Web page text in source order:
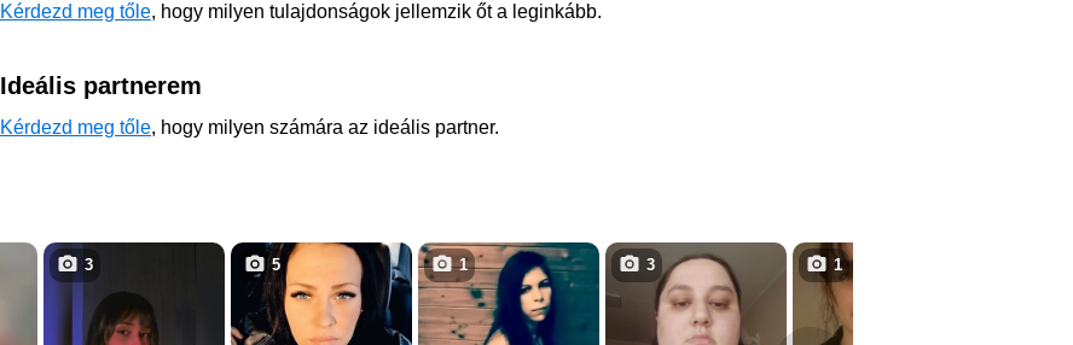
Kérdezd meg tőle, hogy milyen tulajdonságok jellemzik őt a leginkább.
Ideális partnerem
Kérdezd meg tőle, hogy milyen számára az ideális partner.
3 5 1 3 1